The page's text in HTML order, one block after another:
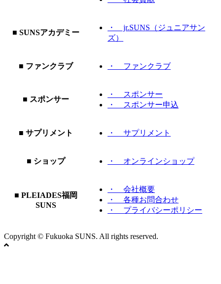
■ SUNSアカデミー
・ jr.SUNS（ジュニアサン
ズ）
■ ファンクラブ ・ ファンクラブ
■ スポンサー
・ スポンサー
・ スポンサー申込
■ サプリメント ・ サプリメント
■ ショップ ・ オンラインショップ
■ PLEIADES福岡
SUNS
・ 会社概要
・ 各種お問合わせ
・ プライバシーポリシー
Copyright © Fukuoka SUNS. All rights reserved.